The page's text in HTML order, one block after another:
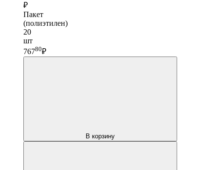
₽
Пакет
(полиэтилен)
20
шт
76780₽
В корзину